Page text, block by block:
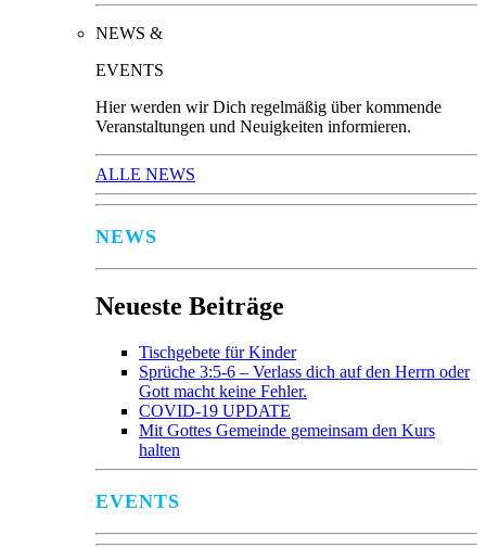
NEWS &
EVENTS
Hier werden wir Dich regelmäßig über kommende
Veranstaltungen und Neuigkeiten informieren.
ALLE NEWS
NEWS
Neueste Beiträge
Tischgebete für Kinder
Sprüche 3:5-6 – Verlass dich auf den Herrn oder
Gott macht keine Fehler.
COVID-19 UPDATE
Mit Gottes Gemeinde gemeinsam den Kurs
halten
EVENTS